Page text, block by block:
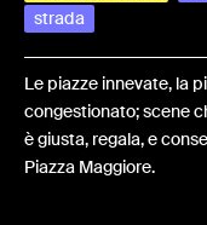
strada
Le piazze innevate, la
congestionato; scene
è giusta, regala, e
Piazza Maggiore.